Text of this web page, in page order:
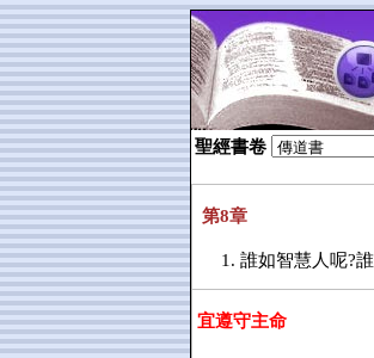
聖經書卷
第8章
誰如智慧人呢?
宜遵守主命